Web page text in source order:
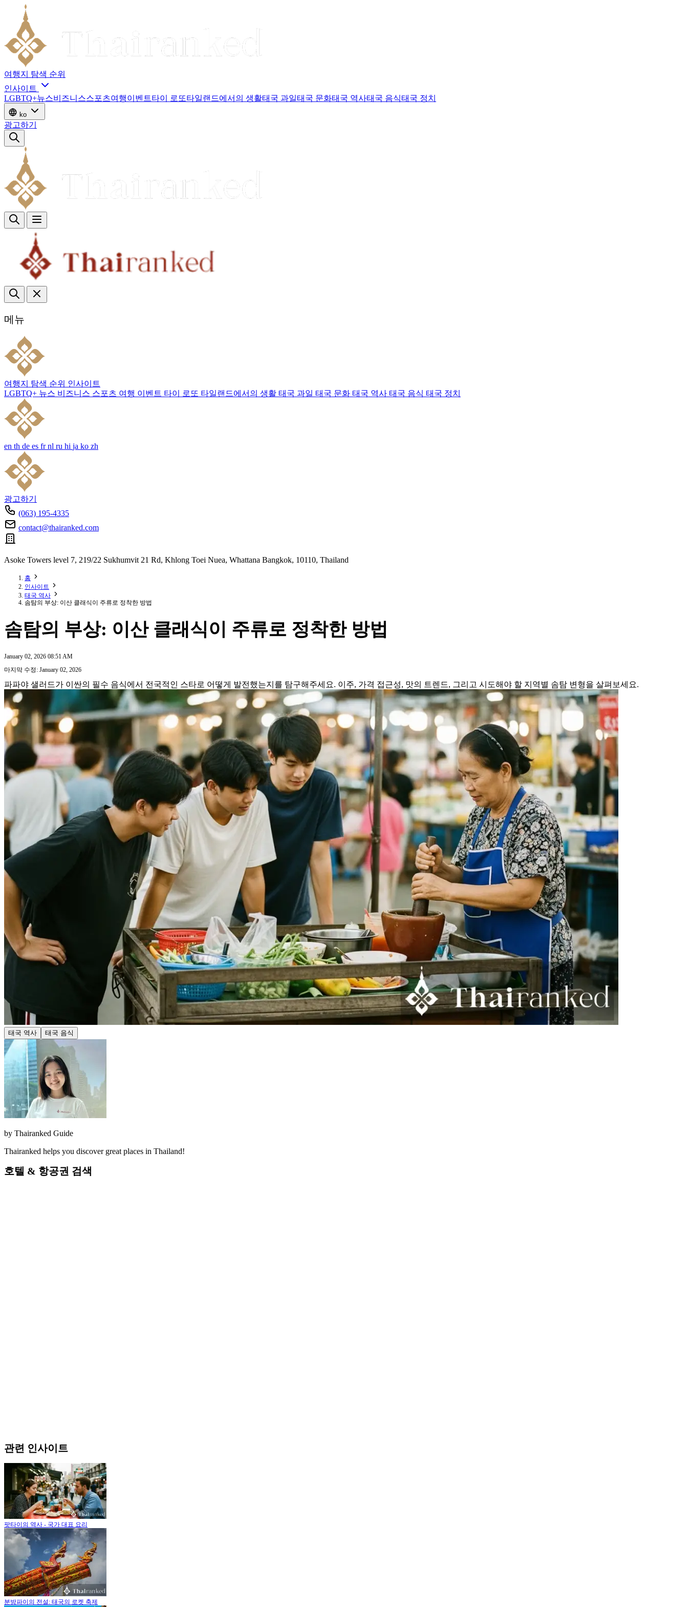
여행지 탐색 순위
인사이트
LGBTQ+뉴스비즈니스스포츠여행이벤트타이 로또타일랜드에서의 생활태국 과일태국 문화태국 역사태국 음식태국 정치
ko
광고하기
메뉴
여행지 탐색 순위 인사이트
LGBTQ+ 뉴스 비즈니스 스포츠 여행 이벤트 타이 로또 타일랜드에서의 생활 태국 과일 태국 문화 태국 역사 태국 음식 태국 정치
en th de es fr nl ru hi ja ko zh
광고하기
(063) 195-4335
contact@thairanked.com
Asoke Towers level 7, 219/22 Sukhumvit 21 Rd, Khlong Toei Nuea, Whattana Bangkok, 10110, Thailand
홈
인사이트
태국 역사
솜탐의 부상: 이산 클래식이 주류로 정착한 방법
솜탐의 부상: 이산 클래식이 주류로 정착한 방법
January 02, 2026 08:51 AM
마지막 수정: January 02, 2026
파파야 샐러드가 이싼의 필수 음식에서 전국적인 스타로 어떻게 발전했는지를 탐구해주세요. 이주, 가격 접근성, 맛의 트렌드, 그리고 시도해야 할 지역별 솜탐 변형을 살펴보세요.
태국 역사 태국 음식
by Thairanked Guide
Thairanked helps you discover great places in Thailand!
호텔 & 항공권 검색
관련 인사이트
팟타이의 역사 - 국가 대표 요리
분방파이의 전설: 태국의 로켓 축제